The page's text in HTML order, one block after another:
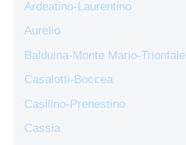
Ardeatino-Laurentino
Aurelio
Balduina-Monte Mario-Trionfale
Casalotti-Boccea
Casilino-Prenestino
Cassia